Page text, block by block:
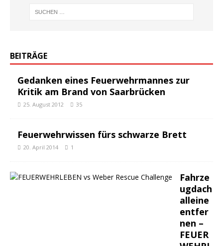
BEITRÄGE
Gedanken eines Feuerwehrmannes zur
Kritik am Brand von Saarbrücken
25. August 2012 35
Feuerwehrwissen fürs schwarze Brett
20. April 2014 1
Fahrze
ugdach
alleine
entfer
nen –
FEUER